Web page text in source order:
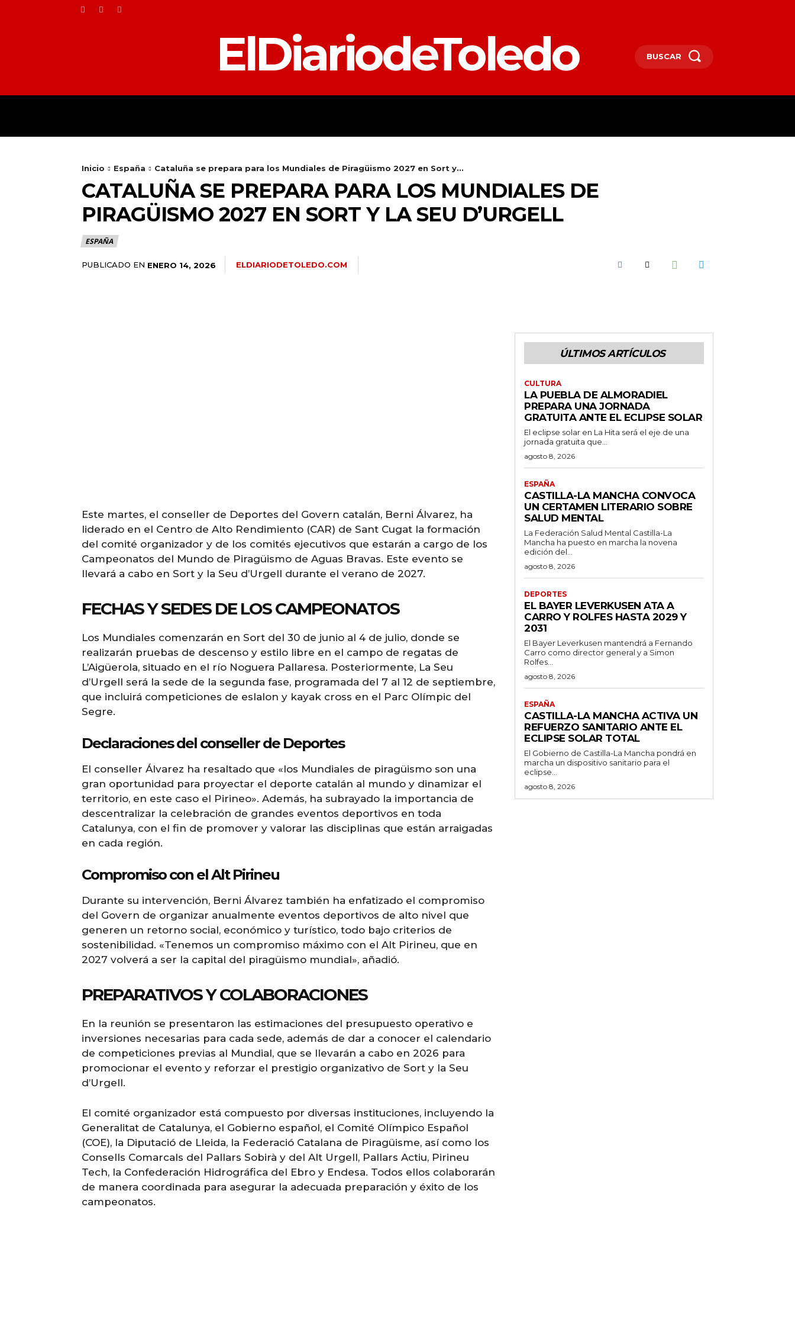
ElDiariodeToledo BUSCAR
Inicio España Cataluña se prepara para los Mundiales de Piragüismo 2027 en Sort y...
CATALUÑA SE PREPARA PARA LOS MUNDIALES DE
PIRAGÜISMO 2027 EN SORT Y LA SEU D’URGELL
ESPAÑA
PUBLICADO EN ENERO 14, 2026 ELDIARIODETOLEDO.COM
Este martes, el conseller de Deportes del Govern catalán, Berni Álvarez, ha
liderado en el Centro de Alto Rendimiento (CAR) de Sant Cugat la formación
del comité organizador y de los comités ejecutivos que estarán a cargo de los
Campeonatos del Mundo de Piragüismo de Aguas Bravas. Este evento se
llevará a cabo en Sort y la Seu d’Urgell durante el verano de 2027.
FECHAS Y SEDES DE LOS CAMPEONATOS
Los Mundiales comenzarán en Sort del 30 de junio al 4 de julio, donde se
realizarán pruebas de descenso y estilo libre en el campo de regatas de
L’Aigüerola, situado en el río Noguera Pallaresa. Posteriormente, La Seu
d’Urgell será la sede de la segunda fase, programada del 7 al 12 de septiembre,
que incluirá competiciones de eslalon y kayak cross en el Parc Olímpic del
Segre.
Declaraciones del conseller de Deportes
El conseller Álvarez ha resaltado que «los Mundiales de piragüismo son una
gran oportunidad para proyectar el deporte catalán al mundo y dinamizar el
territorio, en este caso el Pirineo». Además, ha subrayado la importancia de
descentralizar la celebración de grandes eventos deportivos en toda
Catalunya, con el fin de promover y valorar las disciplinas que están arraigadas
en cada región.
Compromiso con el Alt Pirineu
Durante su intervención, Berni Álvarez también ha enfatizado el compromiso
del Govern de organizar anualmente eventos deportivos de alto nivel que
generen un retorno social, económico y turístico, todo bajo criterios de
sostenibilidad. «Tenemos un compromiso máximo con el Alt Pirineu, que en
2027 volverá a ser la capital del piragüismo mundial», añadió.
PREPARATIVOS Y COLABORACIONES
En la reunión se presentaron las estimaciones del presupuesto operativo e
inversiones necesarias para cada sede, además de dar a conocer el calendario
de competiciones previas al Mundial, que se llevarán a cabo en 2026 para
promocionar el evento y reforzar el prestigio organizativo de Sort y la Seu
d’Urgell.
El comité organizador está compuesto por diversas instituciones, incluyendo la
Generalitat de Catalunya, el Gobierno español, el Comité Olímpico Español
(COE), la Diputació de Lleida, la Federació Catalana de Piragüisme, así como los
Consells Comarcals del Pallars Sobirà y del Alt Urgell, Pallars Actiu, Pirineu
Tech, la Confederación Hidrográfica del Ebro y Endesa. Todos ellos colaborarán
de manera coordinada para asegurar la adecuada preparación y éxito de los
campeonatos.
ÚLTIMOS ARTÍCULOS
CULTURA
LA PUEBLA DE ALMORADIEL
PREPARA UNA JORNADA
GRATUITA ANTE EL ECLIPSE SOLAR
El eclipse solar en La Hita será el eje de una
jornada gratuita que...
agosto 8, 2026
ESPAÑA
CASTILLA-LA MANCHA CONVOCA
UN CERTAMEN LITERARIO SOBRE
SALUD MENTAL
La Federación Salud Mental Castilla-La
Mancha ha puesto en marcha la novena
edición del...
agosto 8, 2026
DEPORTES
EL BAYER LEVERKUSEN ATA A
CARRO Y ROLFES HASTA 2029 Y
2031
El Bayer Leverkusen mantendrá a Fernando
Carro como director general y a Simon
Rolfes...
agosto 8, 2026
ESPAÑA
CASTILLA-LA MANCHA ACTIVA UN
REFUERZO SANITARIO ANTE EL
ECLIPSE SOLAR TOTAL
El Gobierno de Castilla-La Mancha pondrá en
marcha un dispositivo sanitario para el
eclipse...
agosto 8, 2026